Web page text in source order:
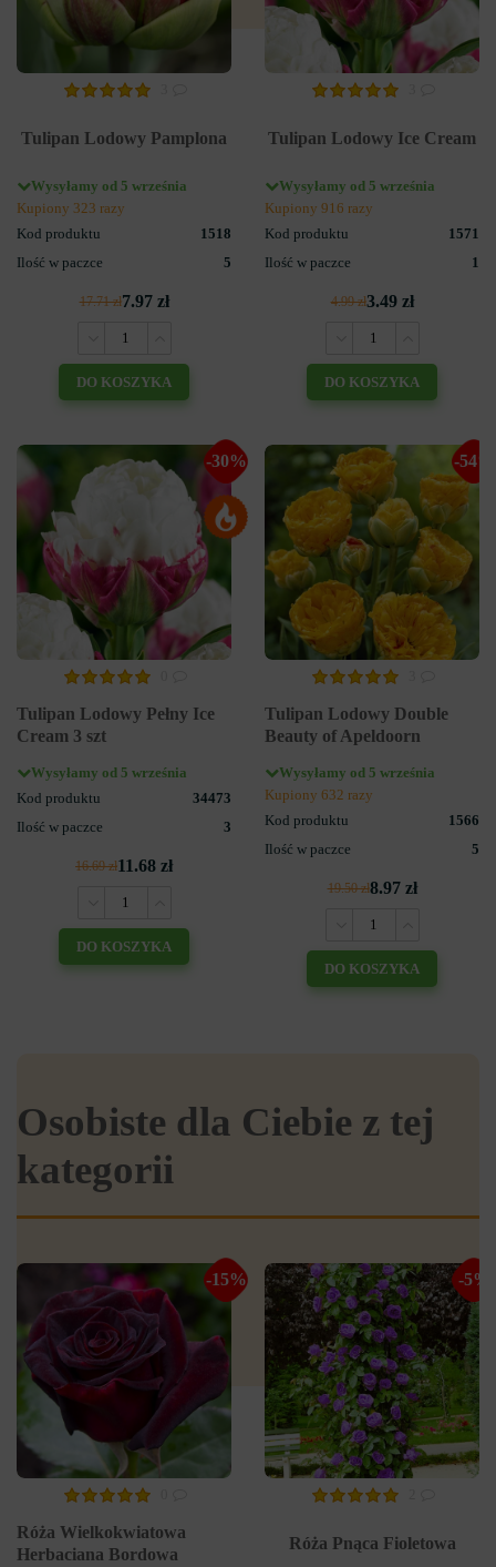
Tulipan Lodowy Pamplona
Wysyłamy od 5 września
Kupiony 323 razy
Kod produktu
1518
Ilość w paczce
5
17.71 zł7.97 zł
DO KOSZYKA
Tulipan Lodowy Ice Cream
Wysyłamy od 5 września
Kupiony 916 razy
Kod produktu
1571
Ilość w paczce
1
4.99 zł3.49 zł
DO KOSZYKA
-30%
Tulipan Lodowy Pełny Ice
Cream 3 szt
Wysyłamy od 5 września
Kod produktu
34473
Ilość w paczce
3
16.69 zł11.68 zł
DO KOSZYKA
-54%
Tulipan Lodowy Double
Beauty of Apeldoorn
Wysyłamy od 5 września
Kupiony 632 razy
Kod produktu
1566
Ilość w paczce
5
19.50 zł8.97 zł
DO KOSZYKA
Osobiste dla Ciebie z tej
kategorii
-15%
Róża Wielkokwiatowa
Herbaciana Bordowa
-5%
Róża Pnąca Fioletowa